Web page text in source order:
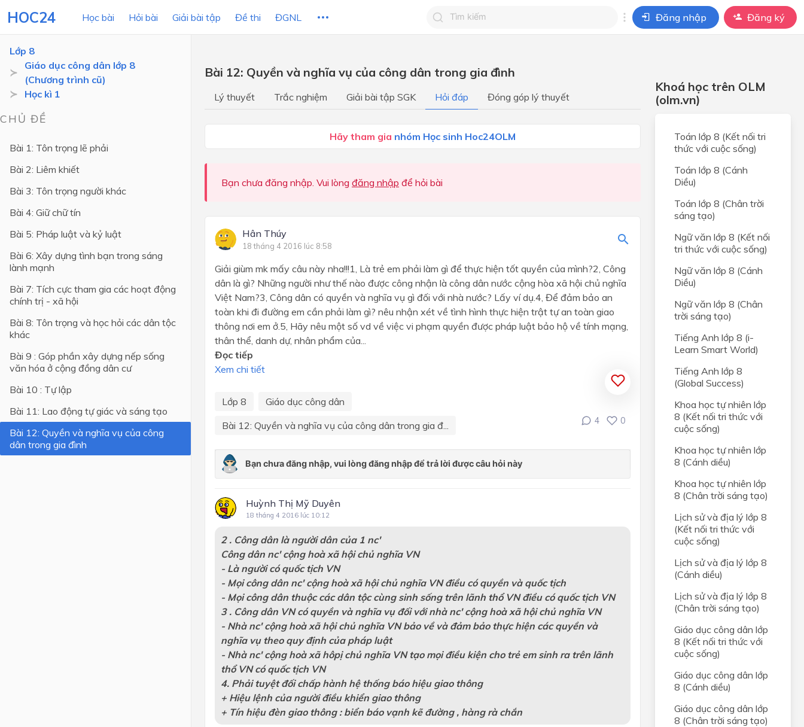
HOC24 Học bài Hỏi bài Giải bài tập Đề thi ĐGNL
Tìm kiếm câu trả lời
Tìm kiếm câu trả lời cho câu hỏi của
Đăng nhập Đăng ký
LỚP HỌC
Lớp 4
Lớp 1
Học kì I
Học kì I
Học kì II
Lớp 8
Giáo dục công dân lớp 8
(Chương trình cũ)
Học kì 1
CHỦ ĐỀ
Bài 1: Tôn trọng lẽ phải
Bài 2: Liêm khiết
Bài 3: Tôn trọng người khác
Bài 4: Giữ chữ tín
Bài 5: Pháp luật và kỷ luật
Bài 6: Xây dựng tình bạn trong sáng
lành mạnh
Bài 7: Tích cực tham gia các hoạt động
chính trị - xã hội
Bài 8: Tôn trọng và học hỏi các dân tộc
khác
Bài 9 : Góp phần xây dựng nếp sống
văn hóa ở cộng đồng dân cư
Bài 10 : Tự lập
Bài 11: Lao động tự giác và sáng tạo
Bài 12: Quyền và nghĩa vụ của công
dân trong gia đình
Bài 12: Quyền và nghĩa vụ của công dân trong gia đình
Lý thuyết Trắc nghiệm Giải bài tập SGK Hỏi đáp Đóng góp lý thuyết
Hãy tham gia nhóm Học sinh Hoc24OLM
Bạn chưa đăng nhập. Vui lòng đăng nhập để hỏi bài
Hân Thúy
18 tháng 4 2016 lúc 8:58
Giải giùm mk mấy câu này nha!!!1, Là trẻ em phải làm gì để thực hiện tốt quyền của mình?2, Công
dân là gì? Những người như thế nào được công nhận là công dân nước cộng hòa xã hội chủ nghĩa
Việt Nam?3, Công dân có quyền và nghĩa vụ gì đối với nhà nước? Lấy ví dụ.4, Để đảm bảo an
toàn khi đi đường em cần phải làm gì? nêu nhận xét về tình hình thực hiện trật tự an toàn giao
thông nơi em ở.5, Hãy nêu một số vd về việc vi phạm quyền được pháp luật bảo hộ về tính mạng,
thân thể, danh dự, nhân phẩm của...
Đọc tiếp
Xem chi tiết
Lớp 8
Giáo dục công dân
Bài 12: Quyền và nghĩa vụ của công dân trong gia đ...
4 0
Huỳnh Thị Mỹ Duyên
18 tháng 4 2016 lúc 10:12
2 . Công dân là người dân của 1 nc'
Công dân nc' cộng hoà xã hội chủ nghĩa VN
- Là người có quốc tịch VN
- Mọi công dân nc' cộng hoà xã hội chủ nghĩa VN điều có quyền và quốc tịch
- Mọi công dân thuộc các dân tộc cùng sinh sống trên lãnh thổ VN điều có quốc tịch VN
3 . Công dân VN có quyền và nghĩa vụ đối với nhà nc' cộng hoà xã hội chủ nghĩa VN
- Nhà nc' cộng hoà xã hội chủ nghĩa VN bảo về và đảm bảo thực hiện các quyền và
nghĩa vụ theo quy định của pháp luật
- Nhà nc' cộng hoà xã hôpị chủ nghĩa VN tạo mọi điều kiện cho trẻ em sinh ra trên lãnh
thổ VN có quốc tịch VN
4. Phải tuyệt đối chấp hành hệ thống báo hiệu giao thông
+ Hiệu lệnh của người điều khiển giao thông
+ Tín hiệu đèn giao thông : biển báo vạnh kẽ đường , hàng rà chắn
Khoá học trên OLM
(olm.vn)
Toán lớp 8 (Kết nối tri
thức với cuộc sống)
Toán lớp 8 (Cánh
Diều)
Toán lớp 8 (Chân trời
sáng tạo)
Ngữ văn lớp 8 (Kết nối
tri thức với cuộc sống)
Ngữ văn lớp 8 (Cánh
Diều)
Ngữ văn lớp 8 (Chân
trời sáng tạo)
Tiếng Anh lớp 8 (i-
Learn Smart World)
Tiếng Anh lớp 8
(Global Success)
Khoa học tự nhiên lớp
8 (Kết nối tri thức với
cuộc sống)
Khoa học tự nhiên lớp
8 (Cánh diều)
Khoa học tự nhiên lớp
8 (Chân trời sáng tạo)
Lịch sử và địa lý lớp 8
(Kết nối tri thức với
cuộc sống)
Lịch sử và địa lý lớp 8
(Cánh diều)
Lịch sử và địa lý lớp 8
(Chân trời sáng tạo)
Giáo dục công dân lớp
8 (Kết nối tri thức với
cuộc sống)
Giáo dục công dân lớp
8 (Cánh diều)
Giáo dục công dân lớp
8 (Chân trời sáng tạo)